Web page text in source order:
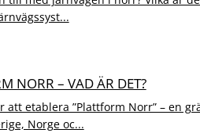
NORR – VAD ÄR DET?
att etablera ”Plattform Norr” – en
Norge oc...